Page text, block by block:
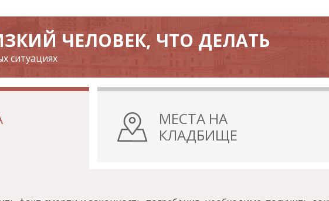
ЧЕЛОВЕК, ЧТО ДЕЛАТЬ
ситуациях
МЕСТА НА
КЛАДБИЩЕ